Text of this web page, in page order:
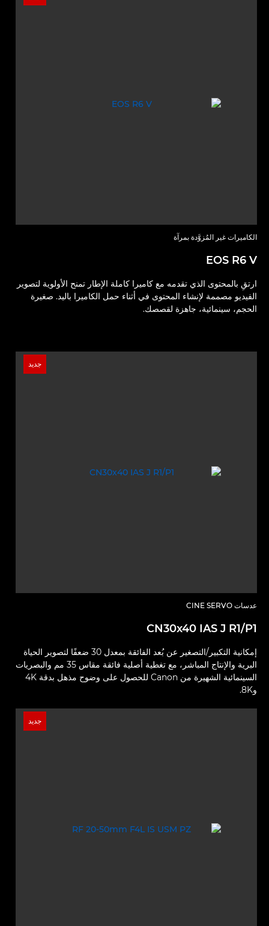
الكاميرات غير المُزوَّدة بمرآة
EOS R6 V
ارتقِ بالمحتوى الذي تقدمه مع كاميرا كاملة الإطار تمنح الأولوية لتصوير
الفيديو مصممة لإنشاء المحتوى في أثناء حمل الكاميرا باليد. صغيرة
الحجم، سينمائية، جاهزة لقصصك.
جديد
عدسات CINE SERVO
CN30x40 IAS J R1/P1
إمكانية التكبير/التصغير عن بُعد الفائقة بمعدل 30 ضعفًا لتصوير الحياة
البرية والإنتاج المباشر، مع تغطية أصلية فائقة مقاس 35 مم والبصريات
السينمائية الشهيرة من Canon للحصول على وضوح مذهل بدقة 4K
و8K.
جديد